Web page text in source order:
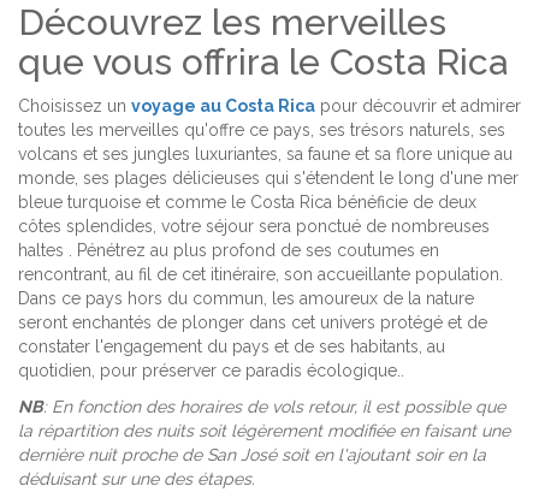
Découvrez les merveilles
que vous offrira le Costa Rica
Choisissez un voyage au Costa Rica pour découvrir et admirer
toutes les merveilles qu'offre ce pays, ses trésors naturels, ses
volcans et ses jungles luxuriantes, sa faune et sa flore unique au
monde, ses plages délicieuses qui s'étendent le long d'une mer
bleue turquoise et comme le Costa Rica bénéficie de deux
côtes splendides, votre séjour sera ponctué de nombreuses
haltes . Pénétrez au plus profond de ses coutumes en
rencontrant, au fil de cet itinéraire, son accueillante population.
Dans ce pays hors du commun, les amoureux de la nature
seront enchantés de plonger dans cet univers protégé et de
constater l'engagement du pays et de ses habitants, au
quotidien, pour préserver ce paradis écologique..
NB: En fonction des horaires de vols retour, il est possible que
la répartition des nuits soit légèrement modifiée en faisant une
dernière nuit proche de San José soit en l'ajoutant soir en la
déduisant sur une des étapes.